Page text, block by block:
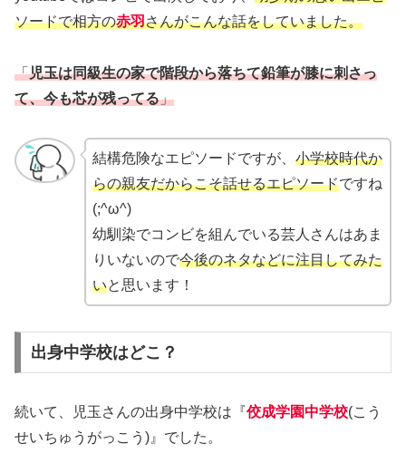
ソードで相方の赤羽さんがこんな話をしていました。
「児玉は同級生の家で階段から落ちて鉛筆が膝に刺さっ
て、今も芯が残ってる」
結構危険なエピソードですが、 小学校時代か
らの親友だからこそ話せるエピソードですね
(;^ω^)
幼馴染でコンビを組んでいる芸人さんはあま
りいないので今後のネタなどに注目してみた
いと思います！
出身中学校はどこ？
続いて、児玉さんの出身中学校は『佼成学園中学校(こう
せいちゅうがっこう)』でした。